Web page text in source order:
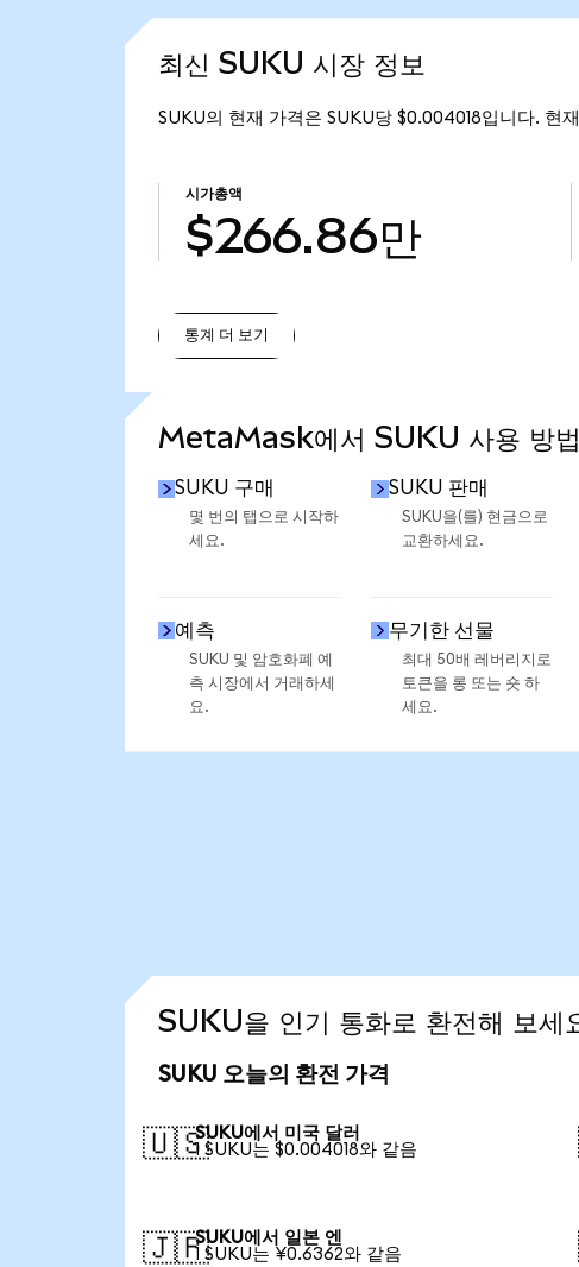
최신 SUKU 시장 정보
SUKU의 현재 가격은 SUKU당 $0.004018입니다. 현
시가총액
$266.86만
통계 더 보기
MetaMask에서 SUKU 사용 방법
SUKU 구매
몇 번의 탭으로 시작하
세요.
SUKU 판매
SUKU을(를) 현금으로
교환하세요.
예측
SUKU 및 암호화폐 예
측 시장에서 거래하세
요.
무기한 선물
최대 50배 레버리지로
토큰을 롱 또는 숏 하
세요.
SUKU을 인기 통화로 환전해 보세
SUKU 오늘의 환전 가격
🇺🇸SUKU에서 미국 달러
1 SUKU는 $0.004018와 같음
🇯🇵SUKU에서 일본 엔
1 SUKU는 ¥0.6362와 같음